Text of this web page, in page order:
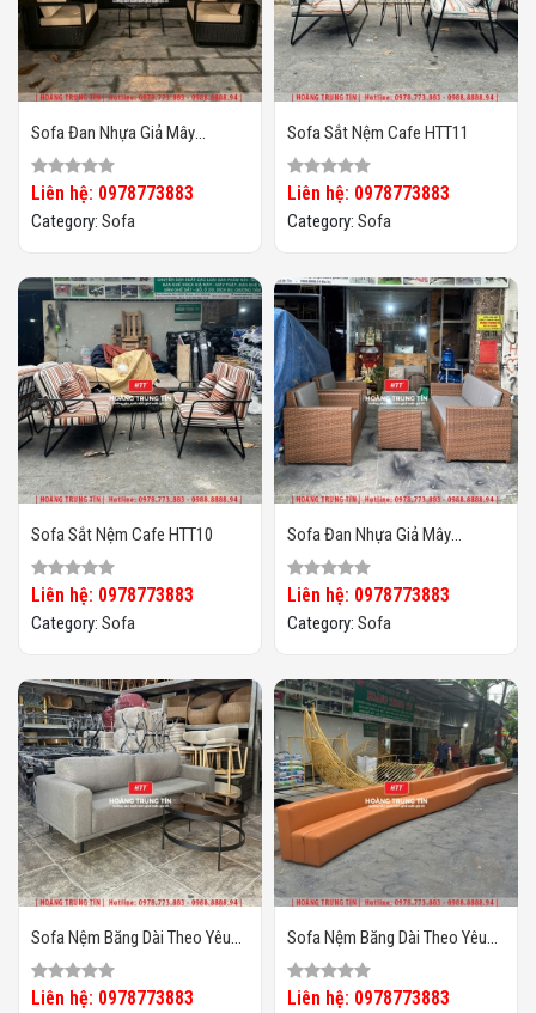
Sofa Đan Nhựa Giả Mây
HTT099
Liên hệ: 0978773883
Category: Sofa
Sofa Sắt Nệm Cafe HTT11
Liên hệ: 0978773883
Category: Sofa
Sofa Sắt Nệm Cafe HTT10
Liên hệ: 0978773883
Category: Sofa
Sofa Đan Nhựa Giả Mây
HTT097
Liên hệ: 0978773883
Category: Sofa
Sofa Nệm Băng Dài Theo Yêu
Cầu HTT02
Liên hệ: 0978773883
Sofa Nệm Băng Dài Theo Yêu
Cầu HTT01
Liên hệ: 0978773883